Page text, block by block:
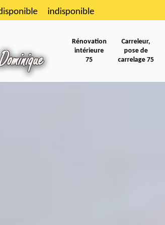
indisponible
Rénovation
intérieure
75
Carreleur,
pose de
carrelage 75